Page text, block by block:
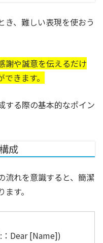
き、難しい表現を使おう
謝や誠意を伝えるだけ
きます。
する際の基本的なポイン
成
流れを意識すると、簡潔
す。
Dear [Name])